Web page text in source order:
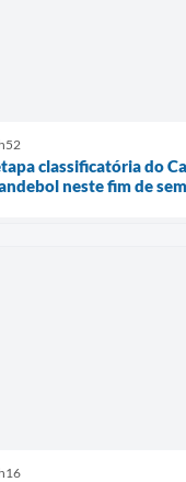
classificatória do
neste fim de